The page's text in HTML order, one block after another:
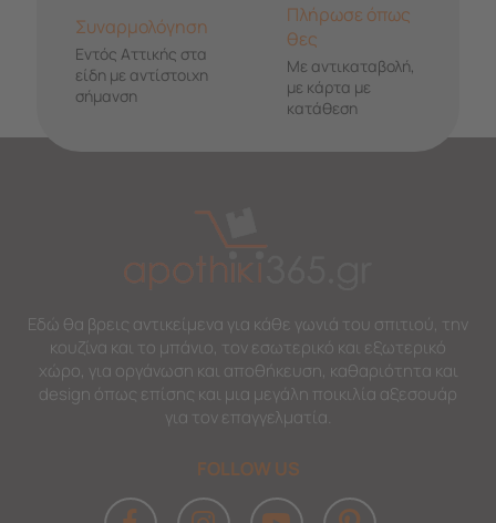
Συναρμολόγηση
Εντός Αττικής στα
είδη με αντίστοιχη
σήμανση
Πλήρωσε όπως
θες
Με αντικαταβολή,
με κάρτα με
κατάθεση
Εδώ θα βρεις αντικείμενα για κάθε γωνιά του σπιτιού, την
κουζίνα και το μπάνιο, τον εσωτερικό και εξωτερικό
χώρο, για οργάνωση και αποθήκευση, καθαριότητα και
design όπως επίσης και μια μεγάλη ποικιλία αξεσουάρ
για τον επαγγελματία.
FOLLOW US